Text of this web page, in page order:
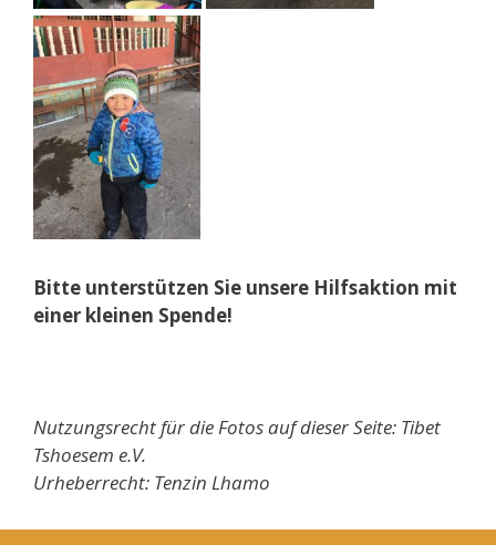
Bitte unterstützen Sie unsere Hilfsaktion mit
einer kleinen Spende!
Nutzungsrecht für die Fotos auf dieser Seite: Tibet
Tshoesem e.V.
Urheberrecht: Tenzin Lhamo